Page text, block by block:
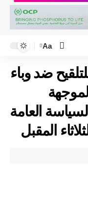
Aa
ضد وباء
العامة
المقبل